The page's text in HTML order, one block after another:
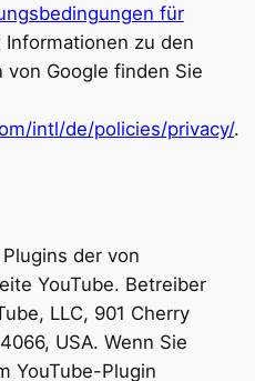
für
Informationen zu den
Google finden Sie
intl/de/policies/privacy/.
der von
YouTube. Betreiber
LLC, 901 Cherry
USA. Wenn Sie
YouTube-Plugin